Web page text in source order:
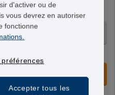
- 66,95 €
d'activer ou de
vous devrez en autoriser
fonctionne
Accepter tous les